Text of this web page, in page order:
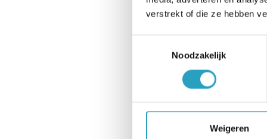
verstrekt of die ze hebben
Noodzakelijk
Weigeren
in zit. Hij werkt
uiteindelijk voor
toekomstige
A.S.R in Utrecht.